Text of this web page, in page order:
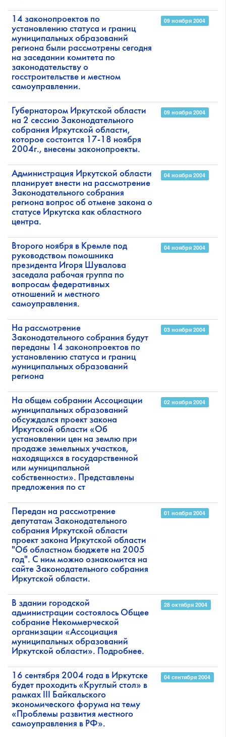
14 законопроектов по
установлению статуса и границ
муниципальных образований
региона были рассмотрены сегодня
на заседании комитета по
законодательству о
госстроительстве и местном
самоуправлении.
09 ноября 2004
Губернатором Иркутской области
на 2 сессию Законодательного
собрания Иркутской области,
которое состоится 17-18 ноября
2004г., внесены законопроекты.
09 ноября 2004
Администрация Иркутской области
планирует внести на рассмотрение
Законодательного собрания
региона вопрос об отмене закона о
статусе Иркутска как областного
центра.
04 ноября 2004
Второго ноября в Кремле под
руководством помошника
президента Игоря Шувалова
заседала рабочая группа по
вопросам федеративных
отношений и местного
самоуправления.
04 ноября 2004
На рассмотрение
Законодательного собрания будут
переданы 14 законопроектов по
установлению статуса и границ
муниципальных образований
региона
03 ноября 2004
На общем собрании Ассоциации
муниципальных образований
обсуждался проект закона
Иркутской области «Об
установлении цен на землю при
продаже земельных участков,
находящихся в государственной
или муниципальной
собственности». Представлены
предложения по ст
02 ноября 2004
Передан на рассмотрение
депутатам Законодательного
собрания Иркутской области
проект закона Иркутской области
"Об областном бюджете на 2005
год". С ним можно ознакомится на
сайте Законодательного собрания
Иркутской области.
01 ноября 2004
В здании городской
администрации состоялось Общее
собрание Некоммерческой
организации «Ассоциация
муниципальных образований
Иркутской области». Подробнее.
28 октября 2004
16 сентября 2004 года в Иркутске
будет проходить «Круглый стол» в
рамках III Байкальского
экономического форума на тему
«Проблемы развития местного
самоуправления в РФ».
04 сентября 2004